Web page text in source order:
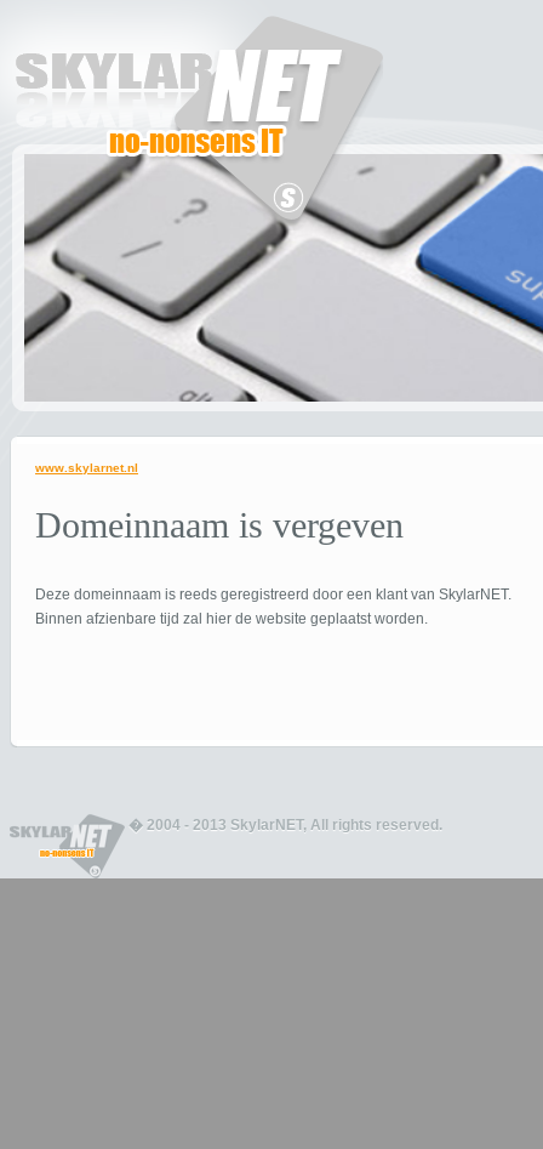
www.skylarnet.nl
Domeinnaam is vergeven
Deze domeinnaam is reeds geregistreerd door een klant van SkylarNET.
Binnen afzienbare tijd zal hier de website geplaatst worden.
� 2004 - 2013 SkylarNET, All rights reserved.